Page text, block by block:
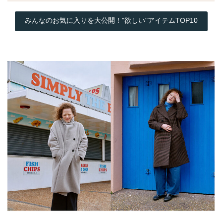
みんなのお気に入りを大公開！"欲しい"アイテムTOP10